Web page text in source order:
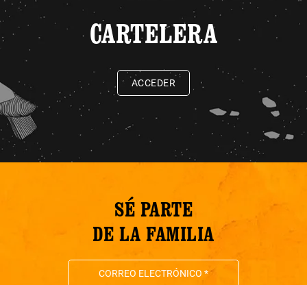
CARTELERA
ACCEDER
SÉ PARTE
DE LA FAMILIA